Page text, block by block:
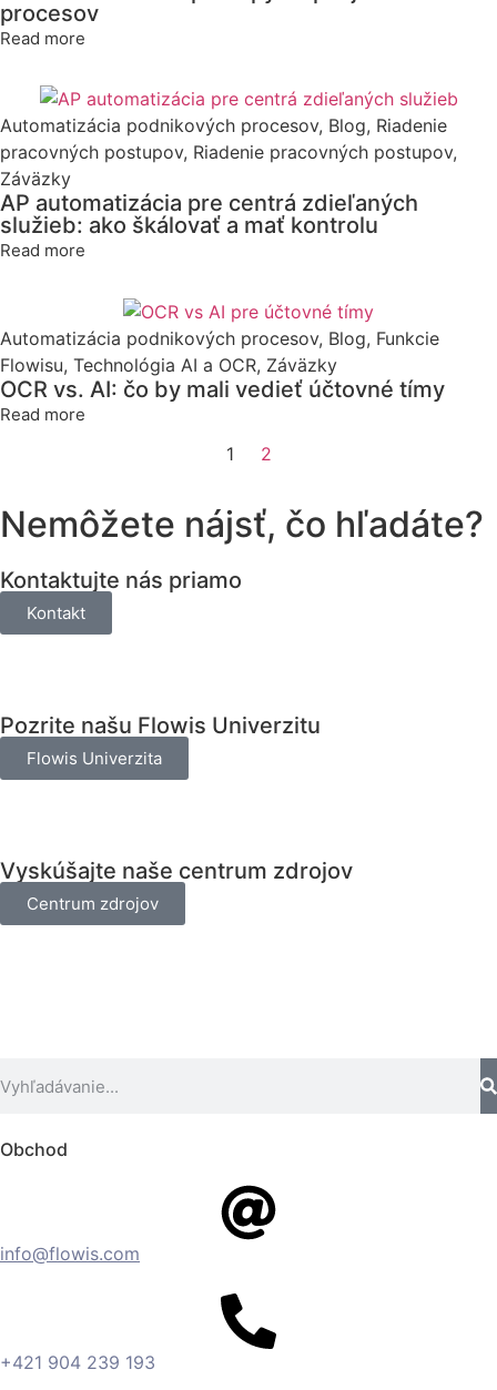
procesov
Read more
Automatizácia podnikových procesov, Blog, Riadenie
pracovných postupov, Riadenie pracovných postupov,
Záväzky
AP automatizácia pre centrá zdieľaných
služieb: ako škálovať a mať kontrolu
Read more
Automatizácia podnikových procesov, Blog, Funkcie
Flowisu, Technológia AI a OCR, Záväzky
OCR vs. AI: čo by mali vedieť účtovné tímy
Read more
1 2
Nemôžete nájsť, čo hľadáte?
Kontaktujte nás priamo
Kontakt
Pozrite našu Flowis Univerzitu
Flowis Univerzita
Vyskúšajte naše centrum zdrojov
Centrum zdrojov
Obchod
info@flowis.com
+421 904 239 193